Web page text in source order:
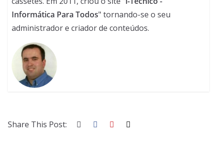
Informática Para Todos" tornando-se o seu
administrador e criador de conteúdos.
Share This Post: